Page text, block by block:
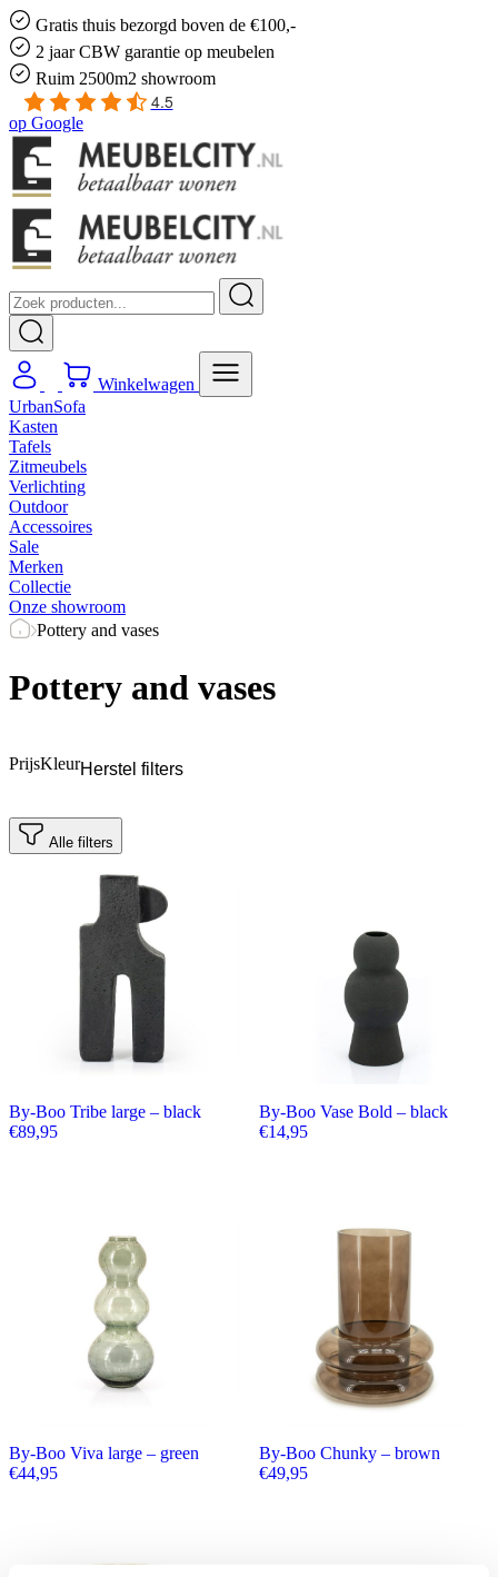
Gratis thuis bezorgd boven de €100,-
2 jaar CBW garantie op meubelen
Ruim 2500m2 showroom
4.5
op Google
Winkelwagen
UrbanSofa
Kasten
Tafels
Zitmeubels
Verlichting
Outdoor
Accessoires
Sale
Merken
Collectie
Onze showroom
Pottery and vases
Pottery and vases
PrijsKleurHerstel filters
Alle filters
By-Boo Tribe large – black
€89,95
By-Boo Vase Bold – black
€14,95
By-Boo Viva large – green
€44,95
By-Boo Chunky – brown
€49,95